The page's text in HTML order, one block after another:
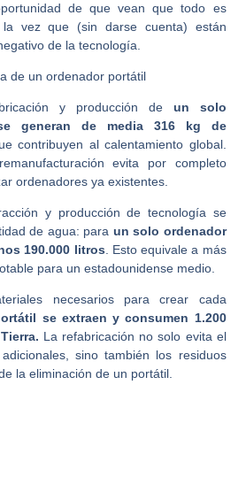
de que vean que todo es
vez que (sin darse cuenta) están
de la tecnología.
de un ordenador portátil
y producción de un solo
generan de media 316 kg de
contribuyen al calentamiento global.
evita por completo
ordenadores ya existentes.
y producción de tecnología se
de agua: para un solo ordenador
190.000 litros . Esto equivale a más
para un estadounidense medio.
necesarios para crear cada
se extraen y consumen 1.200
La refabricación no solo evita el
sino también los residuos
la eliminación de un portátil.